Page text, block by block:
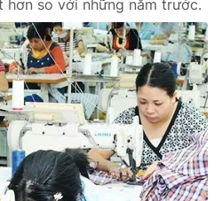
so với những năm trước.